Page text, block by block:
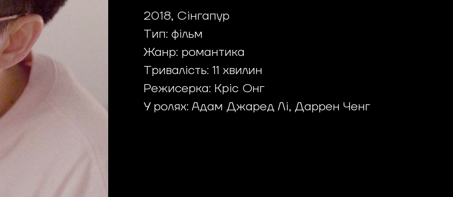
2018, Сінгапур
Тип: фільм
Жанр: романтика
Тривалість: 11 хвилин
Режисерка: Кріс Онг
У ролях: Адам Джаред Лі, Даррен Ченг